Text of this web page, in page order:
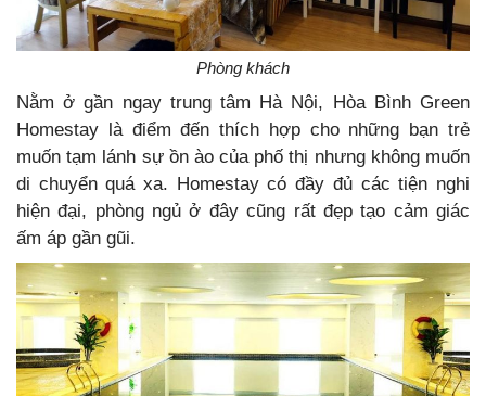
Phòng khách
Nằm ở gần ngay trung tâm Hà Nội, Hòa Bình Green
Homestay là điểm đến thích hợp cho những bạn trẻ
muốn tạm lánh sự ồn ào của phố thị nhưng không muốn
di chuyển quá xa. Homestay có đầy đủ các tiện nghi
hiện đại, phòng ngủ ở đây cũng rất đẹp tạo cảm giác
ấm áp gần gũi.